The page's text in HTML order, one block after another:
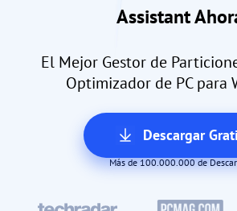
Assistant
El Mejor Gestor de
Optimizador de PC para
Descargar
Más de 100.000.000 de